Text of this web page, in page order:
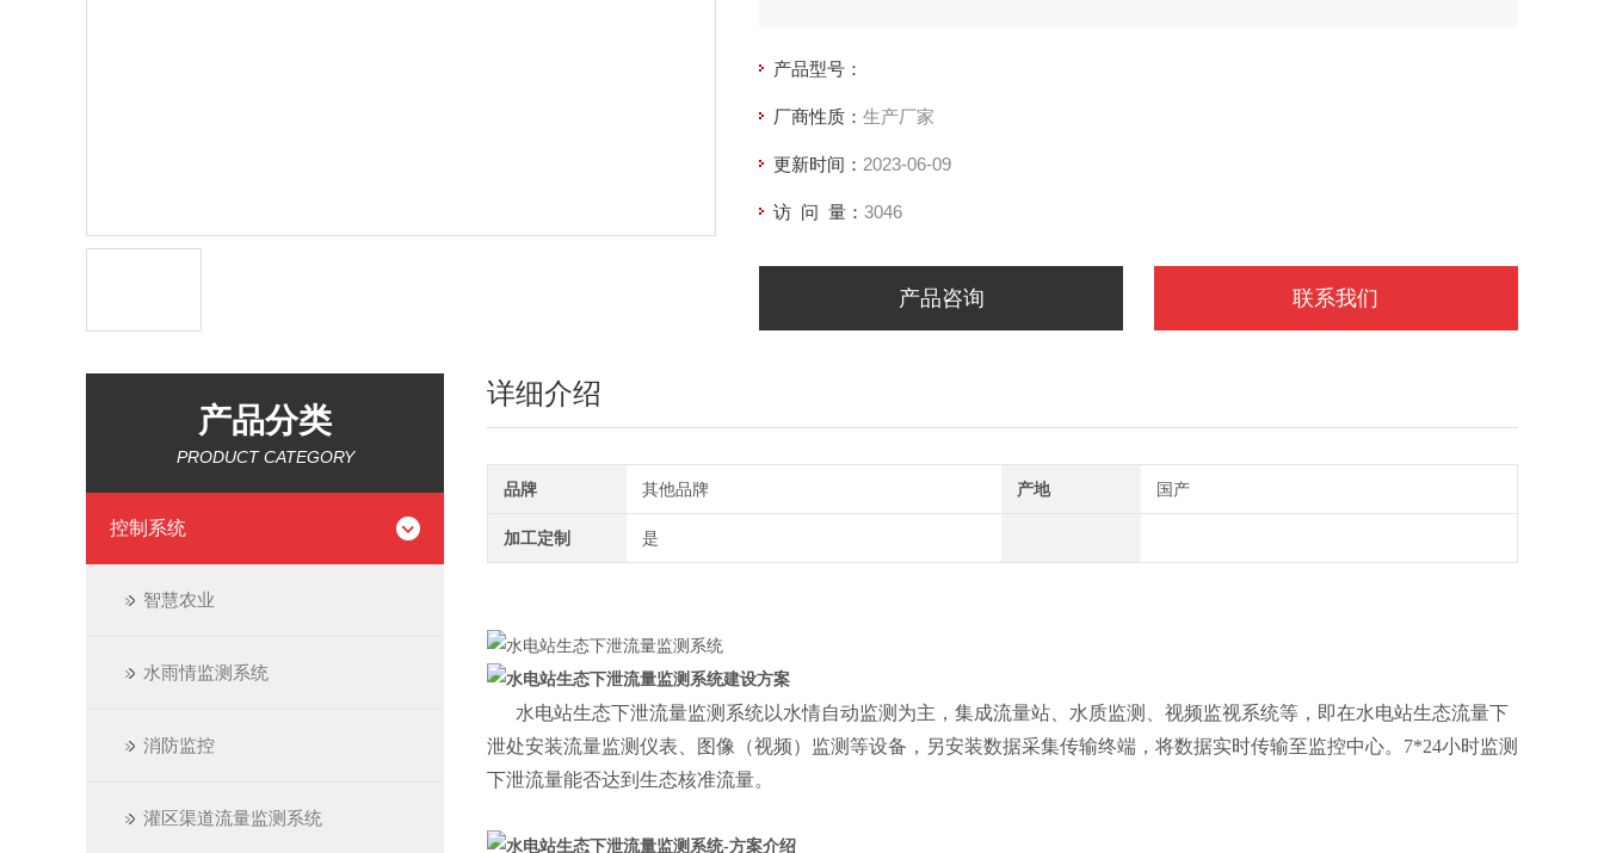
产品型号：
厂商性质： 生产厂家
更新时间： 2023-06-09
访 问 量： 3046
产品咨询 联系我们
产品分类
PRODUCT CATEGORY
控制系统
智慧农业
水雨情监测系统
消防监控
灌区渠道流量监测系统
详细介绍
品牌 其他品牌 产地 国产
加工定制 是
水电站生态下泄流量监测系统以水情自动监测为主，集成流量站、水质监测、视频监视系统等，即在水电站生态流量下
泄处安装流量监测仪表、图像（视频）监测等设备，另安装数据采集传输终端，将数据实时传输至监控中心。7*24小时监测
下泄流量能否达到生态核准流量。